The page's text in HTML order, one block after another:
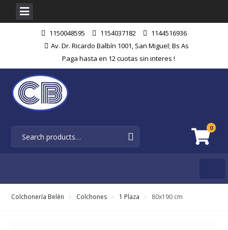
1150048595 1154037182
1144516936
Av. Dr. Ricardo Balbín 1001, San Miguel; Bs As
Paga hasta en 12 cuotas sin interes !
0
Colchonería Belén Colchones 1 Plaza 80x190 cm